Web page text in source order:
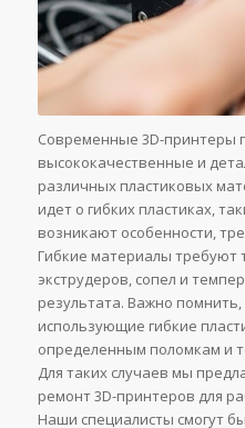
Современные 3D-принтеры
высококачественные и
различных пластиковых
идет о гибких пластиках,
возникают особенности,
Гибкие материалы требуют
экструдеров, сопел и
результата. Важно
использующие гибкие
определенным поломкам и
Для таких случаев мы
ремонт 3D-принтеров для
Наши специалисты смогут